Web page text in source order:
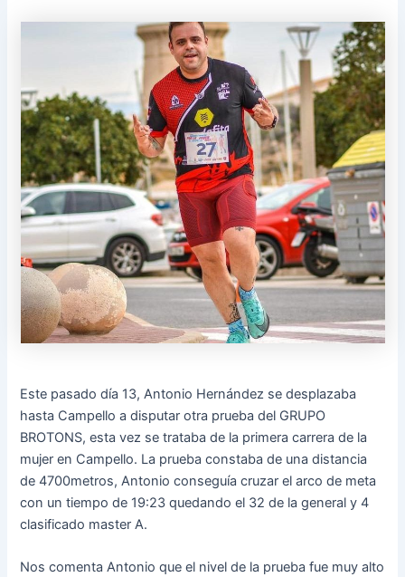
Este pasado día 13, Antonio Hernández se desplazaba
hasta Campello a disputar otra prueba del GRUPO
BROTONS, esta vez se trataba de la primera carrera de la
mujer en Campello. La prueba constaba de una distancia
de 4700metros, Antonio conseguía cruzar el arco de meta
con un tiempo de 19:23 quedando el 32 de la general y 4
clasificado master A.
Nos comenta Antonio que el nivel de la prueba fue muy alto